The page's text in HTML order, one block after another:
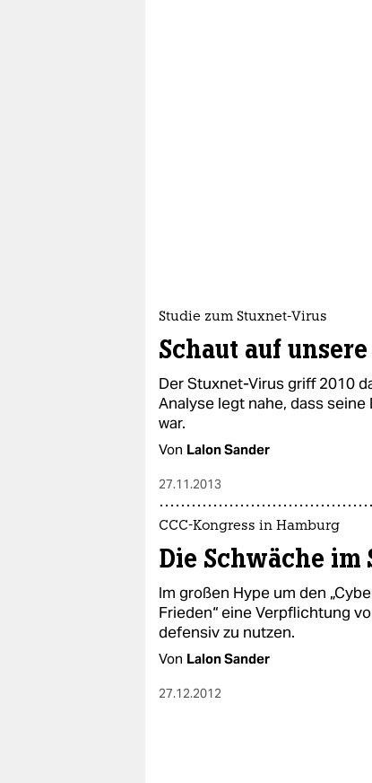
Studie zum Stuxnet-Virus
Schaut auf
Der Stuxnet-Virus griff 2010
Analyse legt nahe, dass
war.
Von Lalon Sander
27.11.2013
CCC-Kongress in Hamburg
Die Schwäche im
Im großen Hype um den
Frieden“ eine Verpflichtung
defensiv zu nutzen.
Von Lalon Sander
27.12.2012